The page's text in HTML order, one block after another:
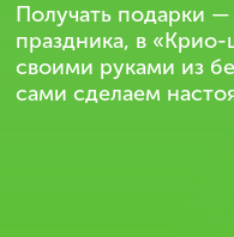
Получать подарки
праздника, в «Крио-
своими руками из
сами сделаем